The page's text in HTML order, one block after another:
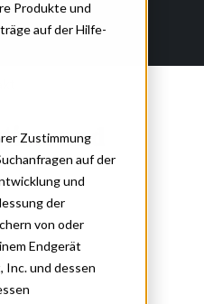
Produkte und
auf der Hilfe-
Zustimmung
auf der
und
der
von oder
Endgerät
Inc. und dessen
und